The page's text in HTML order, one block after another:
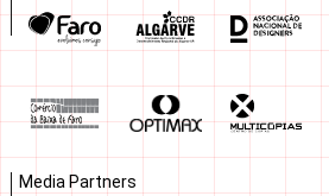
Media Partners